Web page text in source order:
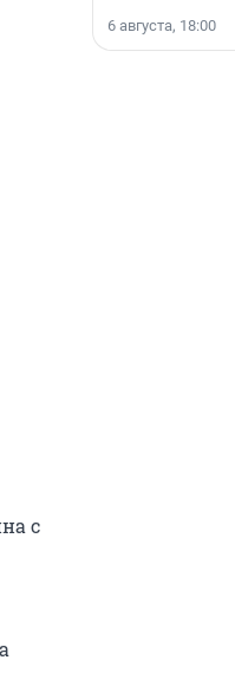
с
6 августа, 18:00